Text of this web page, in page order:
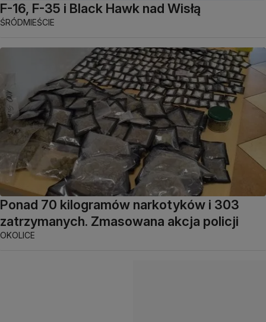
F-16, F-35 i Black Hawk nad Wisłą
ŚRÓDMIEŚCIE
Ponad 70 kilogramów narkotyków i 303
zatrzymanych. Zmasowana akcja policji
OKOLICE